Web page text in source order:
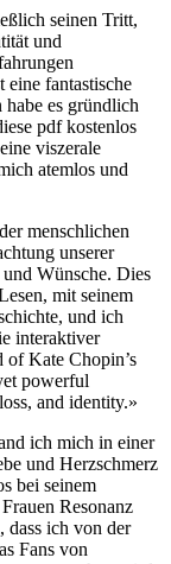
seinen Tritt,
und
fantastische
es gründlich
pdf kostenlos
viszerale
atemlos und
menschlichen
unserer
Wünsche. Dies
mit seinem
und ich
interaktiver
Kate Chopin’s
powerful
and identity.»
ich mich in einer
und Herzschmerz
bei seinem
Resonanz
dass ich von der
Fans von